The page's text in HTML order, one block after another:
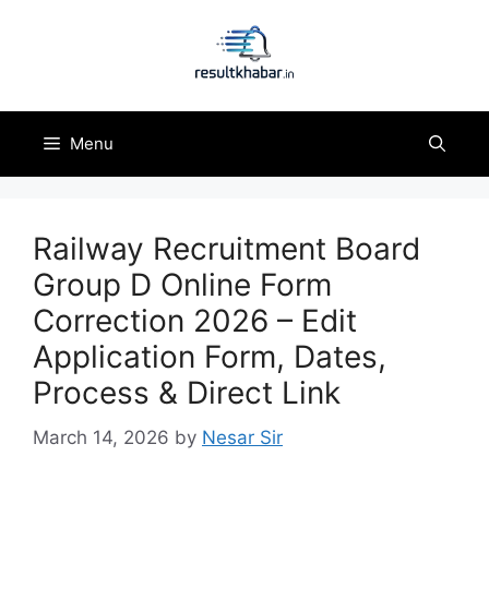
Menu
Railway Recruitment Board
Group D Online Form
Correction 2026 – Edit
Application Form, Dates,
Process & Direct Link
March 14, 2026 by Nesar Sir